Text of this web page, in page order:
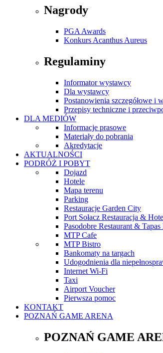
Nagrody
PGA Awards
Konkurs Acanthus Aureus
Regulaminy
Informator wystawcy
Dla wystawcy
Postanowienia szczegółowe i
Przepisy techniczne i
DLA MEDIÓW
Informacje prasowe
Materiały do pobrania
Akredytacje
AKTUALNOŚCI
PODRÓŻ I POBYT
Dojazd
Hotele
Mapa terenu
Parking
Restauracje Garden City
Port Sołacz Restauracja &
Pasodobre Restaurant & Tapas
MTP Cafe
MTP Bistro
Bankomaty na targach
Udogodnienia dla
Internet Wi-Fi
Taxi
Airport Voucher
Pierwsza pomoc
KONTAKT
POZNAŃ GAME ARENA
POZNAŃ GAME